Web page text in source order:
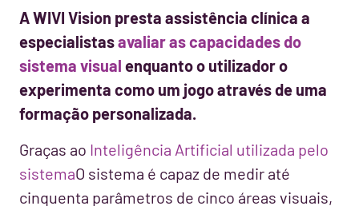
A WIVI Vision presta assistência clínica a
especialistasavaliar as capacidades do
sistema visual enquanto o utilizador o
experimenta como um jogo através de uma
formação personalizada.
Graças ao Inteligência Artificial utilizada pelo
sistemaO sistema é capaz de medir até
cinquenta parâmetros de cinco áreas visuais,